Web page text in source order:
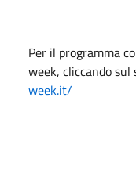
Per il programma
week, cliccando
week.it/